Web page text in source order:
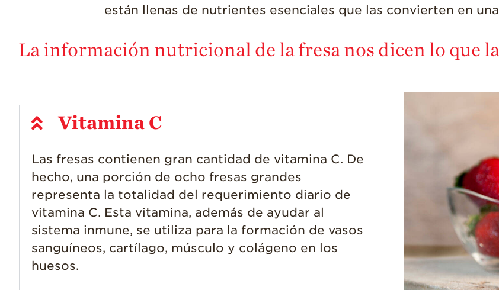
están llenas de nutrientes esenciales que las convierten en
La información nutricional de la fresa nos dicen lo que
Vitamina C
Las fresas contienen gran cantidad de vitamina C. De
hecho, una porción de ocho fresas grandes
representa la totalidad del requerimiento diario de
vitamina C. Esta vitamina, además de ayudar al
sistema inmune, se utiliza para la formación de vasos
sanguíneos, cartílago, músculo y colágeno en los
huesos.